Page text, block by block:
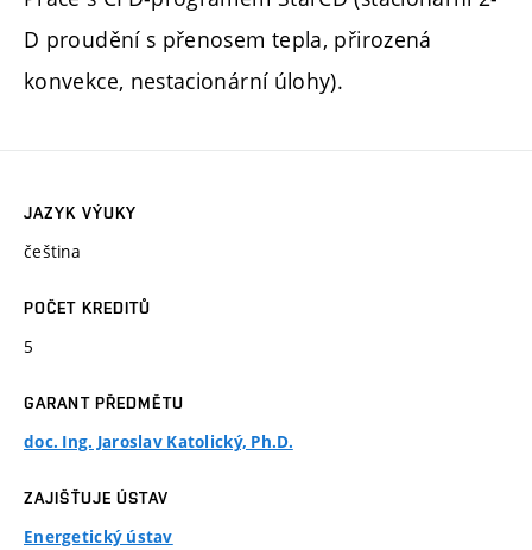
D proudění s přenosem tepla, přirozená
konvekce, nestacionární úlohy).
JAZYK VÝUKY
čeština
POČET KREDITŮ
5
GARANT PŘEDMĚTU
doc. Ing. Jaroslav Katolický, Ph.D.
ZAJIŠŤUJE ÚSTAV
Energetický ústav